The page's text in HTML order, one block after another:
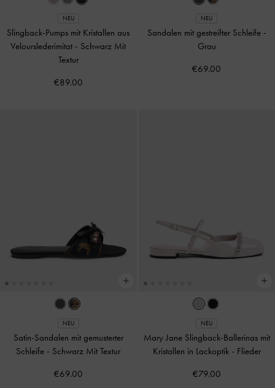
NEU
Slingback-Pumps mit Kristallen aus
Velourslederimitat - Schwarz Mit
Textur
€89.00
NEU
Sandalen mit gestreifter Schleife -
Grau
€69.00
NEU
Satin-Sandalen mit gemusterter
Schleife - Schwarz Mit Textur
€69.00
NEU
Mary Jane Slingback-Ballerinas mit
Kristallen in Lackoptik - Flieder
€79.00